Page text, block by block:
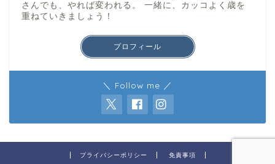
さんでも、やれば変われる。 一緒に、カッコよく歳を
重ねていきましょう！
プロフィール
＼ Follow me ／
プライバシーポリシー 免責事項